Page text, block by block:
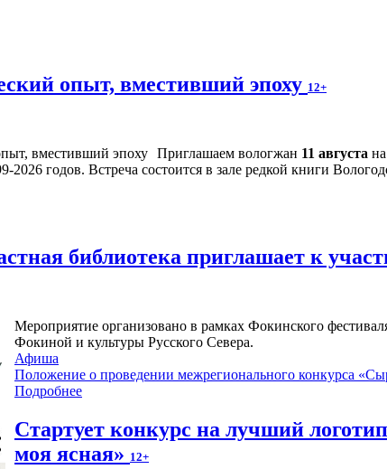
опыт, вместивший эпоху 12+
Приглашаем вологжан 11 августа
2026 годов. Встреча состоится в зале редкой книги
библиотека приглашает к
Мероприятие организовано в рамках Фокинского
Фокиной и культуры Русского Севера.
Афиша
Положение о проведении межрегионального конкурса
Подробнее
Стартует конкурс на лучший
моя ясная» 12+